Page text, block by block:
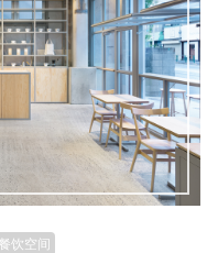
餐饮空间